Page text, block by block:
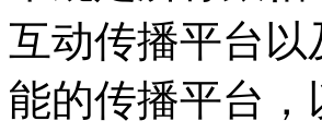
互动传播平台
能的传播平台，